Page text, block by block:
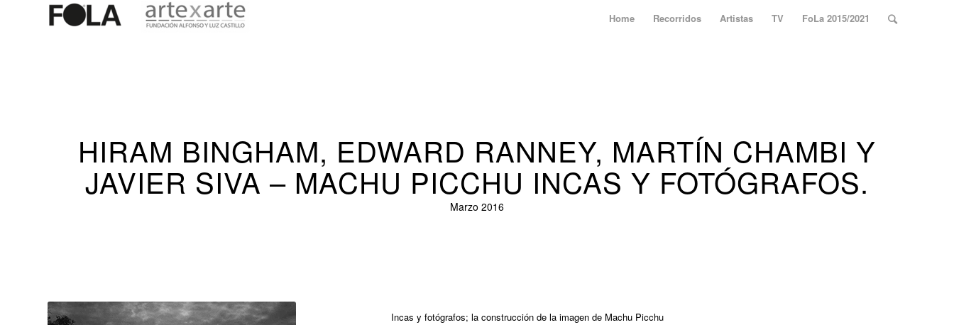
Home Recorridos Artistas TV FoLa 2015/2021
HIRAM BINGHAM, EDWARD RANNEY, MARTÍN CHAMBI Y
JAVIER SIVA – MACHU PICCHU INCAS Y FOTÓGRAFOS.
Marzo 2016
Incas y fotógrafos; la construcción de la imagen de Machu Picchu